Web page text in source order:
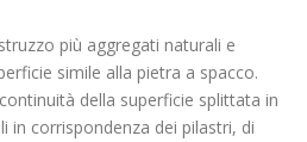
più aggregati naturali e
simile alla pietra a spacco.
della superficie splittata in
in corrispondenza dei pilastri, di